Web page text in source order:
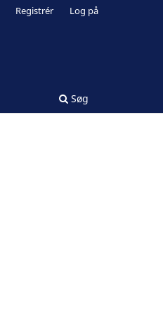
Søg
Registrér Log på